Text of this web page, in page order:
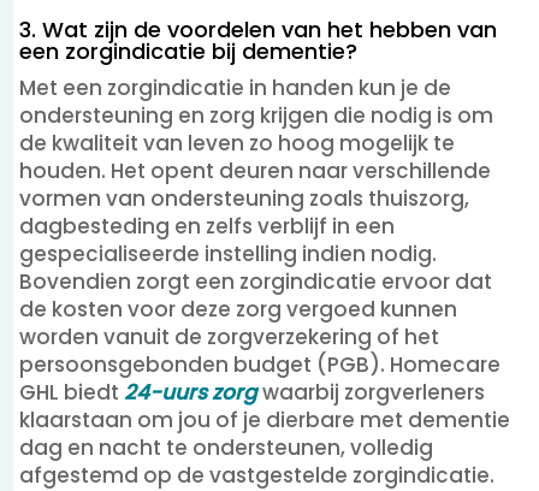
3. Wat zijn de voordelen van het hebben van
een zorgindicatie bij dementie?
Met een zorgindicatie in handen kun je de
ondersteuning en zorg krijgen die nodig is om
de kwaliteit van leven zo hoog mogelijk te
houden. Het opent deuren naar verschillende
vormen van ondersteuning zoals thuiszorg,
dagbesteding en zelfs verblijf in een
gespecialiseerde instelling indien nodig.
Bovendien zorgt een zorgindicatie ervoor dat
de kosten voor deze zorg vergoed kunnen
worden vanuit de zorgverzekering of het
persoonsgebonden budget (PGB). Homecare
GHL biedt 24-uurs zorgwaarbij zorgverleners
klaarstaan om jou of je dierbare met dementie
dag en nacht te ondersteunen, volledig
afgestemd op de vastgestelde zorgindicatie.